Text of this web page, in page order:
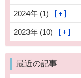
2024年 (1)
2023年 (10)
最近の記事